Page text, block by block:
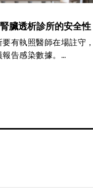
臟透析診所的安全性
有執照醫師在場註守，
告感染數據。…